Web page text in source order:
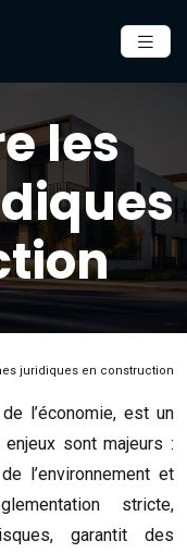
les
juridiques en construction
l’économie, est un
sont majeurs :
l’environnement et
stricte,
garantit des